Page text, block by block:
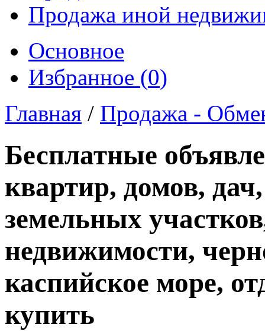
Продажа иной
Основное
Избранное (0)
Главная / Продажа -
Бесплатные
квартир, домов,
земельных
недвижимости,
каспийское море,
купить